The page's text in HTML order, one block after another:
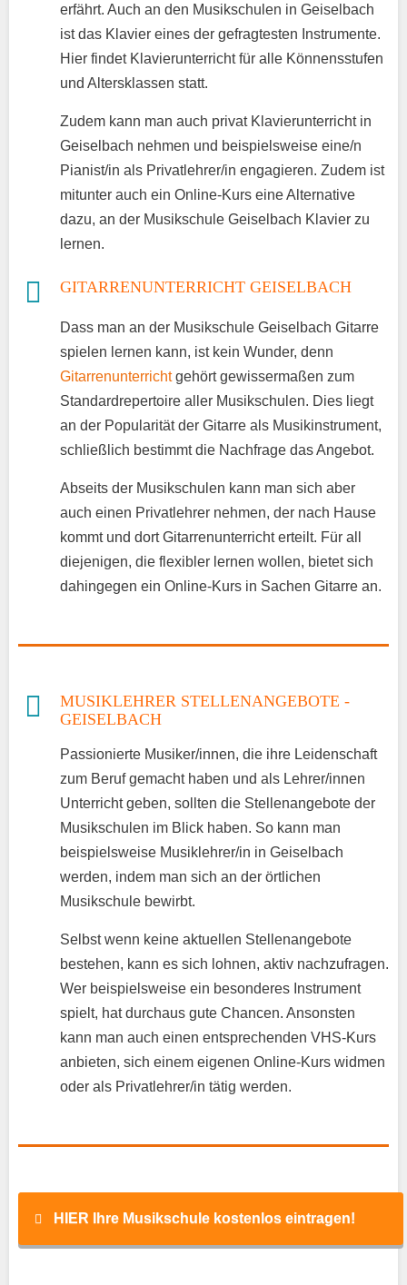
erfährt. Auch an den Musikschulen in Geiselbach
ist das Klavier eines der gefragtesten Instrumente.
Hier findet Klavierunterricht für alle Könnensstufen
und Altersklassen statt.
Zudem kann man auch privat Klavierunterricht in
Geiselbach nehmen und beispielsweise eine/n
Pianist/in als Privatlehrer/in engagieren. Zudem ist
mitunter auch ein Online-Kurs eine Alternative
dazu, an der Musikschule Geiselbach Klavier zu
lernen.
GITARRENUNTERRICHT GEISELBACH
Dass man an der Musikschule Geiselbach Gitarre
spielen lernen kann, ist kein Wunder, denn
Gitarrenunterrichtgehört gewissermaßen zum
Standardrepertoire aller Musikschulen. Dies liegt
an der Popularität der Gitarre als Musikinstrument,
schließlich bestimmt die Nachfrage das Angebot.
Abseits der Musikschulen kann man sich aber
auch einen Privatlehrer nehmen, der nach Hause
kommt und dort Gitarrenunterricht erteilt. Für all
diejenigen, die flexibler lernen wollen, bietet sich
dahingegen ein Online-Kurs in Sachen Gitarre an.
MUSIKLEHRER STELLENANGEBOTE -
GEISELBACH
Passionierte Musiker/innen, die ihre Leidenschaft
zum Beruf gemacht haben und als Lehrer/innen
Unterricht geben, sollten die Stellenangebote der
Musikschulen im Blick haben. So kann man
beispielsweise Musiklehrer/in in Geiselbach
werden, indem man sich an der örtlichen
Musikschule bewirbt.
Selbst wenn keine aktuellen Stellenangebote
bestehen, kann es sich lohnen, aktiv nachzufragen.
Wer beispielsweise ein besonderes Instrument
spielt, hat durchaus gute Chancen. Ansonsten
kann man auch einen entsprechenden VHS-Kurs
anbieten, sich einem eigenen Online-Kurs widmen
oder als Privatlehrer/in tätig werden.
HIER Ihre Musikschule kostenlos eintragen!